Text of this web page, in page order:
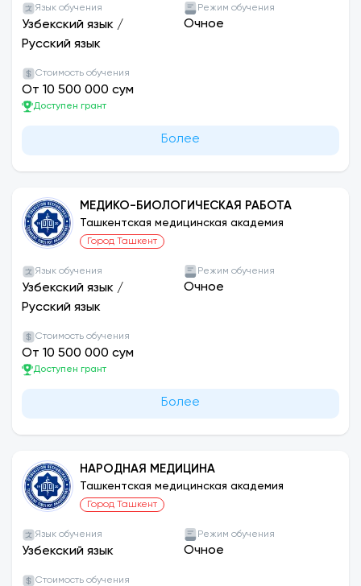
университете имеется общежитие. ТТЖ
настоящее время в них проживают 2784
студента. Студенческое общежитие находится
в ведении администрации ТТА, дирекции ТТЖ на
основании Положения «Студенческое
Язык обучения
Узбекский язык /
Русский язык
Режим обучения
Очное
Стоимость обучения
От 10 500 000 сум
Доступен грант
Более
МЕДИКО-БИОЛОГИЧЕСКАЯ РАБОТА
Ташкентская медицинская академия
Город Ташкент
Язык обучения
Узбекский язык /
Русский язык
Режим обучения
Очное
Стоимость обучения
От 10 500 000 сум
Доступен грант
Более
НАРОДНАЯ МЕДИЦИНА
Ташкентская медицинская академия
Город Ташкент
Язык обучения
Узбекский язык
Режим обучения
Очное
Стоимость обучения